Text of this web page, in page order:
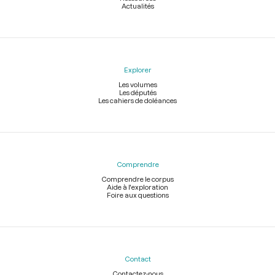
Actualités
Explorer
Les volumes
Les députés
Les cahiers de doléances
Comprendre
Comprendre le corpus
Aide à l'exploration
Foire aux questions
Contact